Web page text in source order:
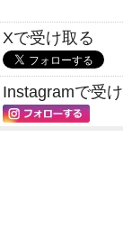
Xで受け取る
Instagramで受